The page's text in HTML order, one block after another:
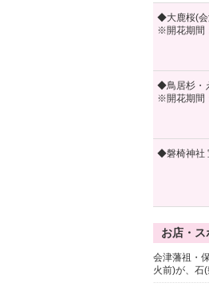
◆大鹿桜(会
※開花期間
◆鳥居杉・
※開花期間
◆磐椅神社
お店・
会津藩祖・
火前)が、石